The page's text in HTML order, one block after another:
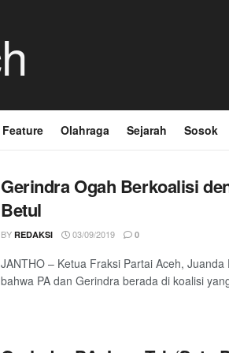
Feature Olahraga Sejarah Sosok
Gerindra Ogah Berkoalisi
Betul
BY REDAKSI 03/09/2019 0
JANTHO – Ketua Fraksi Partai Aceh,
bahwa PA dan Gerindra berada di koalisi